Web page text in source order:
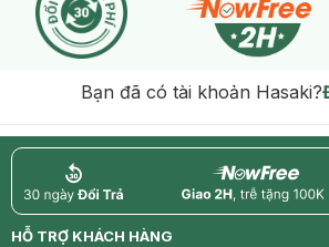
Bạn đã có tài khoản Hasaki?
return nowfree
HỖ TRỢ KHÁCH HÀNG